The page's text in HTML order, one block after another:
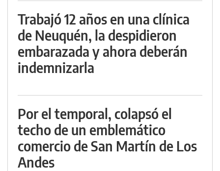
Trabajó 12 años en una clínica
de Neuquén, la despidieron
embarazada y ahora deberán
indemnizarla
Por el temporal, colapsó el
techo de un emblemático
comercio de San Martín de Los
Andes